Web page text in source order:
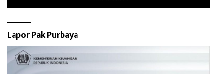
Lapor Pak Purbaya